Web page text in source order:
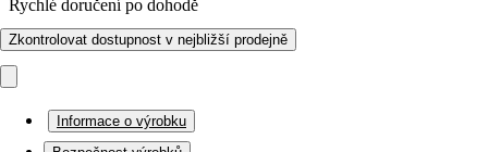
Rychlé doručení po dohodě
Zkontrolovat dostupnost v nejbližší prodejně
Informace o výrobku